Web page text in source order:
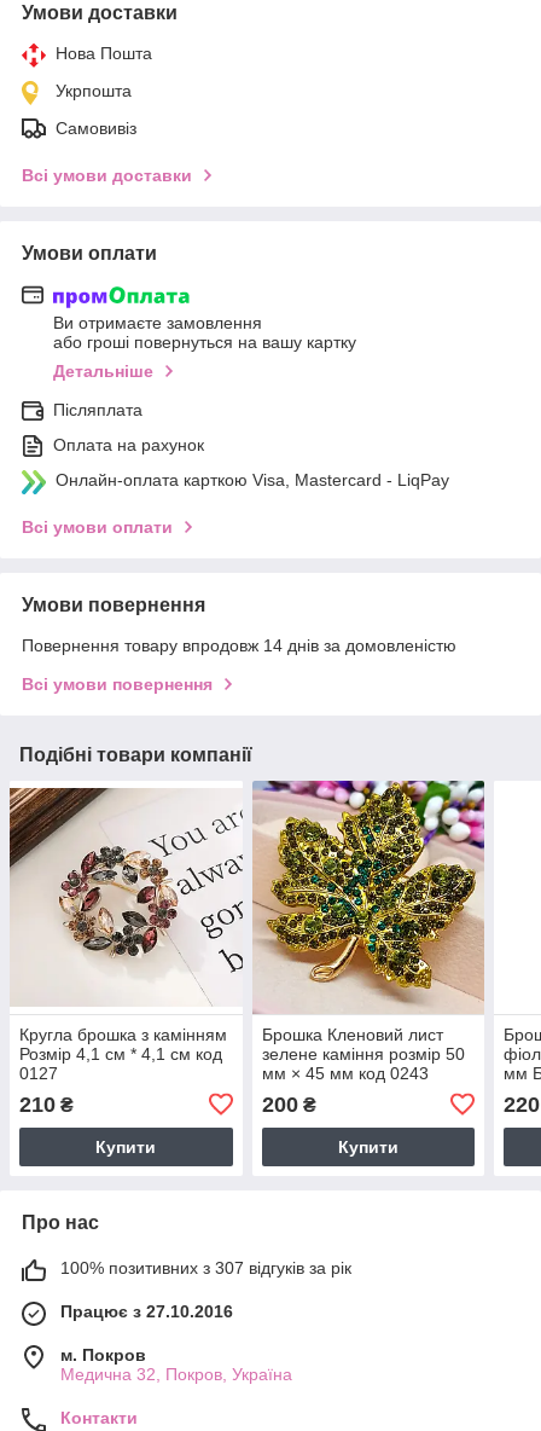
Умови доставки
Нова Пошта
Укрпошта
Самовивіз
Всі умови доставки
Умови оплати
Ви отримаєте замовлення
або гроші повернуться на вашу картку
Детальніше
Післяплата
Оплата на рахунок
Онлайн-оплата карткою Visa, Mastercard - LiqPay
Всі умови оплати
Умови повернення
Повернення товару впродовж 14 днів за домовленістю
Всі умови повернення
Подібні товари компанії
Кругла брошка з камінням
Розмір 4,1 см * 4,1 см код
0127
210 ₴
Купити
Брошка Кленовий лист
зелене каміння розмір 50
мм × 45 мм код 0243
200₴
Купити
мм
220
Про нас
100% позитивних з 307 відгуків за рік
Працює з 27.10.2016
м. Покров
Медична 32, Покров, Україна
Контакти